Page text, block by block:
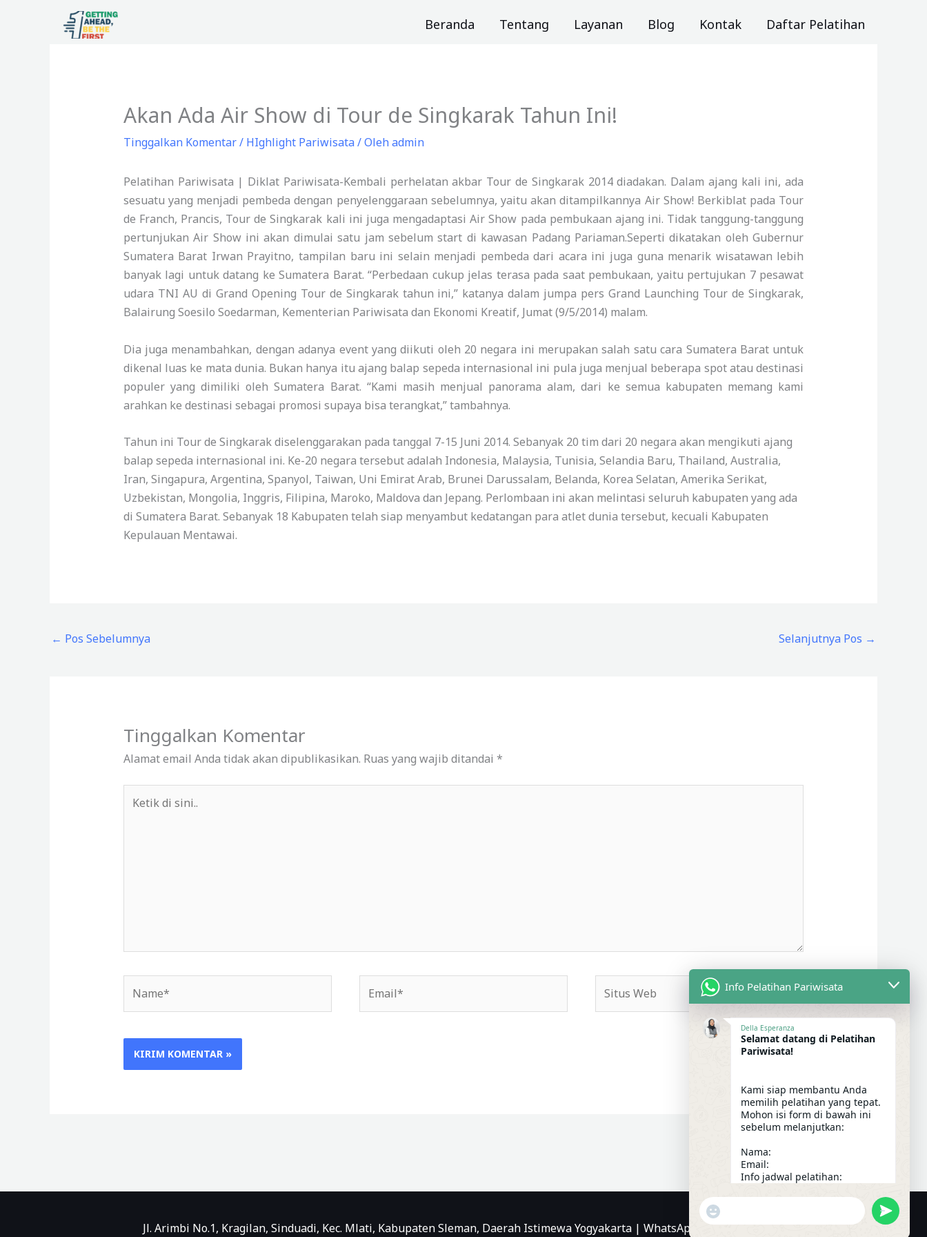
Beranda Tentang Layanan Blog Kontak Daftar Pelatihan
Akan Ada Air Show di Tour de Singkarak Tahun Ini!
Tinggalkan Komentar/ HIghlight Pariwisata/ Olehadmin
Pelatihan Pariwisata | Diklat Pariwisata-Kembali perhelatan akbar Tour de Singkarak 2014 diadakan. Dalam ajang kali ini, ada
sesuatu yang menjadi pembeda dengan penyelenggaraan sebelumnya, yaitu akan ditampilkannya Air Show! Berkiblat pada Tour
de Franch, Prancis, Tour de Singkarak kali ini juga mengadaptasi Air Show pada pembukaan ajang ini. Tidak tanggung-tanggung
pertunjukan Air Show ini akan dimulai satu jam sebelum start di kawasan Padang Pariaman.Seperti dikatakan oleh Gubernur
Sumatera Barat Irwan Prayitno, tampilan baru ini selain menjadi pembeda dari acara ini juga guna menarik wisatawan lebih
banyak lagi untuk datang ke Sumatera Barat. “Perbedaan cukup jelas terasa pada saat pembukaan, yaitu pertujukan 7 pesawat
udara TNI AU di Grand Opening Tour de Singkarak tahun ini,” katanya dalam jumpa pers Grand Launching Tour de Singkarak,
Balairung Soesilo Soedarman, Kementerian Pariwisata dan Ekonomi Kreatif, Jumat (9/5/2014) malam.
Dia juga menambahkan, dengan adanya event yang diikuti oleh 20 negara ini merupakan salah satu cara Sumatera Barat untuk
dikenal luas ke mata dunia. Bukan hanya itu ajang balap sepeda internasional ini pula juga menjual beberapa spot atau destinasi
populer yang dimiliki oleh Sumatera Barat. “Kami masih menjual panorama alam, dari ke semua kabupaten memang kami
arahkan ke destinasi sebagai promosi supaya bisa terangkat,” tambahnya.
Tahun ini Tour de Singkarak diselenggarakan pada tanggal 7-15 Juni 2014. Sebanyak 20 tim dari 20 negara akan mengikuti ajang
balap sepeda internasional ini. Ke-20 negara tersebut adalah Indonesia, Malaysia, Tunisia, Selandia Baru, Thailand, Australia,
Iran, Singapura, Argentina, Spanyol, Taiwan, Uni Emirat Arab, Brunei Darussalam, Belanda, Korea Selatan, Amerika Serikat,
Uzbekistan, Mongolia, Inggris, Filipina, Maroko, Maldova dan Jepang. Perlombaan ini akan melintasi seluruh kabupaten yang ada
di Sumatera Barat. Sebanyak 18 Kabupaten telah siap menyambut kedatangan para atlet dunia tersebut, kecuali Kabupaten
Kepulauan Mentawai.
← Pos Sebelumnya Selanjutnya Pos →
Tinggalkan Komentar
Alamat email Anda tidak akan dipublikasikan. Ruas yang wajib ditandai *
Web
Jl. Arimbi No.1, Kragilan, Sinduadi, Kec. Mlati, Kabupaten Sleman, Daerah Istimewa Yogyakarta | WhatsApp: 0812-3299-9470
Info Pelatihan Pariwisata
Della Esperanza
Selamat datang di Pelatihan
Pariwisata!
Kami siap membantu Anda
memilih pelatihan yang tepat.
Mohon isi form di bawah ini
sebelum melanjutkan:
Nama:
Email:
Info jadwal pelatihan:
"+CHATY_SETTINGS.LANG.EMOJI_PICKER+"
WhatsApp Message